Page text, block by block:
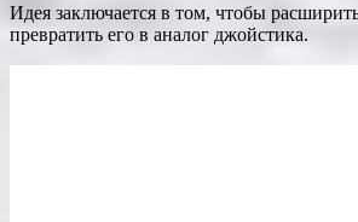
Идея заключается в том, чтобы
превратить его в аналог джойстика.